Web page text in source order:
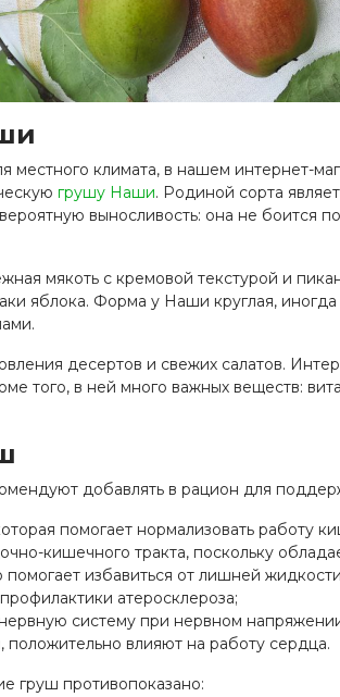
климата, в нашем интернет-
грушу Наши. Родиной сорта
выносливость: она не боится
мякоть с кремовой текстурой и
яблока. Форма у Наши круглая,
десертов и свежих салатов.
того, в ней много важных веществ:
добавлять в рацион для
помогает нормализовать работу
кишечного тракта, поскольку
избавиться от лишней
атеросклероза;
систему при нервном
влияют на работу сердца.
груш противопоказано: